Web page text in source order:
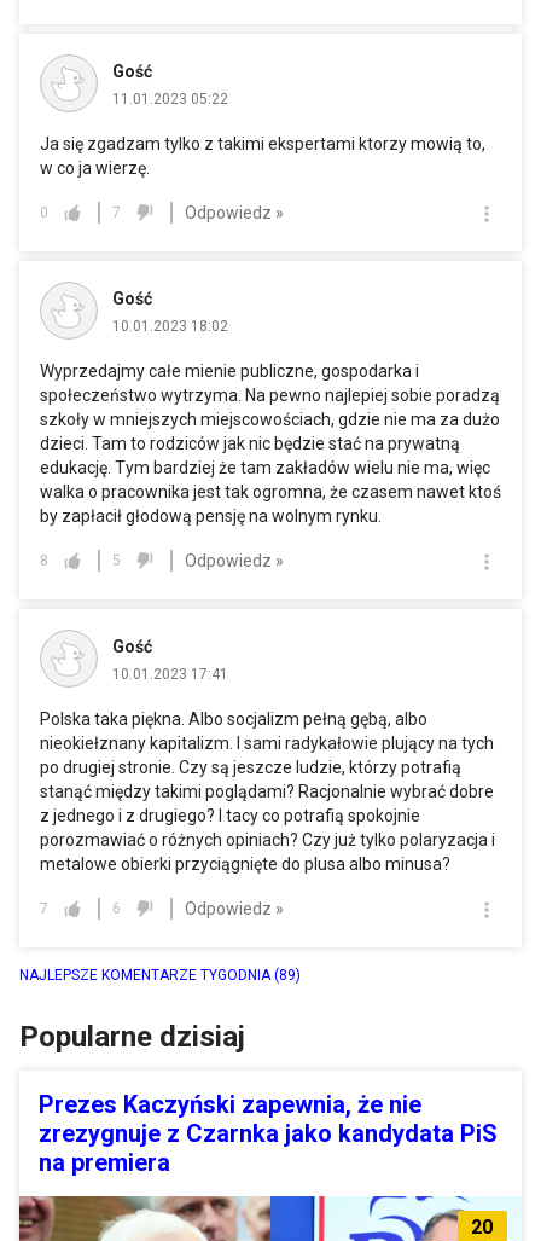
Gość
11.01.2023 05:22
Ja się zgadzam tylko z takimi ekspertami ktorzy mowią to,
w co ja wierzę.
0 7 Odpowiedz »
Gość
10.01.2023 18:02
Wyprzedajmy całe mienie publiczne, gospodarka i
społeczeństwo wytrzyma. Na pewno najlepiej sobie poradzą
szkoły w mniejszych miejscowościach, gdzie nie ma za dużo
dzieci. Tam to rodziców jak nic będzie stać na prywatną
edukację. Tym bardziej że tam zakładów wielu nie ma, więc
walka o pracownika jest tak ogromna, że czasem nawet ktoś
by zapłacił głodową pensję na wolnym rynku.
8 5 Odpowiedz »
Gość
10.01.2023 17:41
Polska taka piękna. Albo socjalizm pełną gębą, albo
nieokiełznany kapitalizm. I sami radykałowie plujący na tych
po drugiej stronie. Czy są jeszcze ludzie, którzy potrafią
stanąć między takimi poglądami? Racjonalnie wybrać dobre
z jednego i z drugiego? I tacy co potrafią spokojnie
porozmawiać o różnych opiniach? Czy już tylko polaryzacja i
metalowe obierki przyciągnięte do plusa albo minusa?
7 6 Odpowiedz »
NAJLEPSZE KOMENTARZE TYGODNIA(89)
Popularne dzisiaj
Prezes Kaczyński zapewnia, że nie
zrezygnuje z Czarnka jako kandydata PiS
na premiera
20